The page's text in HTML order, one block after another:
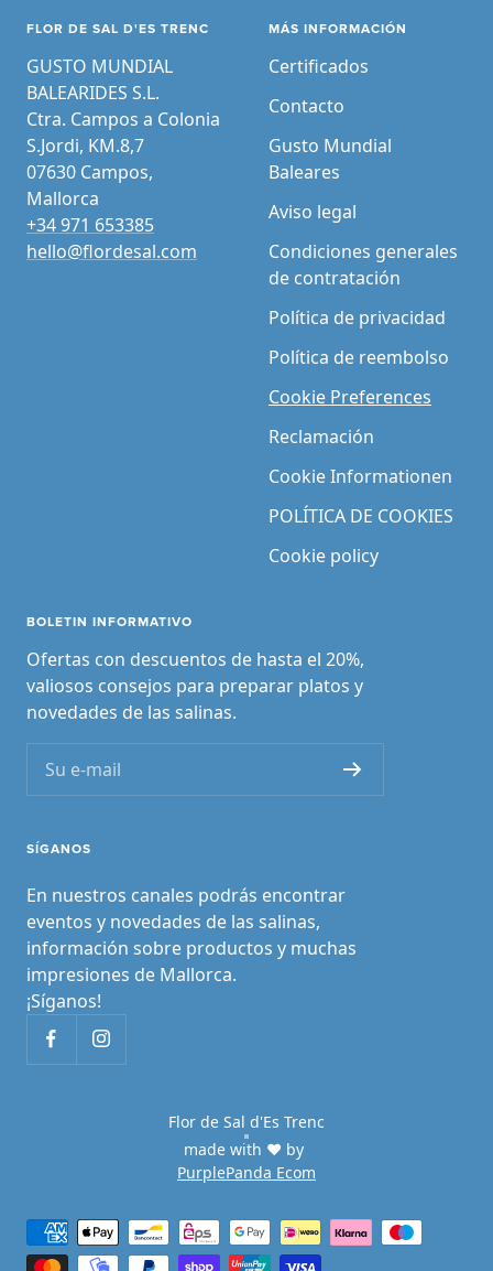
FLOR DE SAL D'ES TRENC
GUSTO MUNDIAL
BALEARIDES S.L.
Ctra. Campos a Colonia
S.Jordi, KM.8,7
07630 Campos,
Mallorca
+34 971 653385
hello@flordesal.com
MÁS INFORMACIÓN
Certificados
Contacto
Gusto Mundial
Baleares
Aviso legal
Condiciones generales
de contratación
Política de privacidad
Política de reembolso
Cookie Preferences
Reclamación
Cookie Informationen
POLÍTICA DE COOKIES
Cookie policy
BOLETIN INFORMATIVO
Ofertas con descuentos de hasta el 20%,
valiosos consejos para preparar platos y
novedades de las salinas.
Su e-mail
SÍGANOS
En nuestros canales podrás encontrar
eventos y novedades de las salinas,
información sobre productos y muchas
impresiones de Mallorca.
¡Síganos!
Flor de Sal d'Es Trenc
made with ♥ by
PurplePanda Ecom